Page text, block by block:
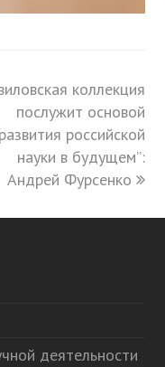
коллекция
послужит основой
развития российской
науки в будущем”:
Андрей Фурсенко
деятельности